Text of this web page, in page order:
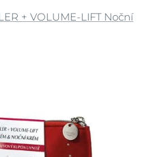
+ VOLUME-LIFT Noční